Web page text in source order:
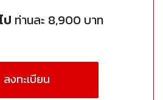
ป ท่านละ 8,900 บาท
ลงทะเบียน